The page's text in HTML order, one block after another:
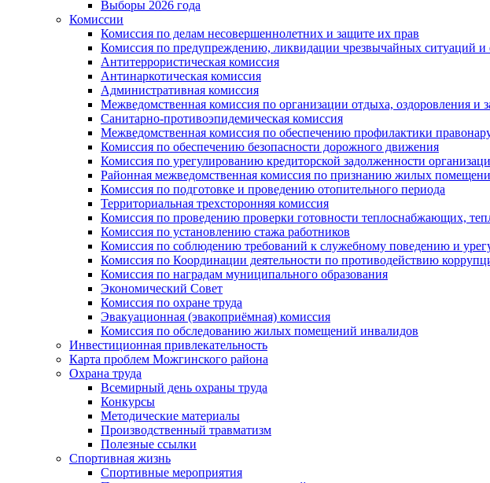
Выборы 2026 года
Комиссии
Комиссия по делам несовершеннолетних и защите их прав
Комиссия по предупреждению, ликвидации чрезвычайных ситуаций и
Антитеррористическая комиссия
Антинаркотическая комиссия
Административная комиссия
Межведомственная комиссия по организации отдыха, оздоровления и
Санитарно-противоэпидемическая комиссия
Межведомственная комиссия по обеспечению профилактики
Комиссия по обеспечению безопасности дорожного движения
Комиссия по урегулированию кредиторской задолженности
Районная межведомственная комиссия по признанию жилых
Комиссия по подготовке и проведению отопительного периода
Территориальная трехсторонняя комиссия
Комиссия по проведению проверки готовности теплоснабжающих,
Комиссия по установлению стажа работников
Комиссия по соблюдению требований к служебному поведению и
Комиссия по Координации деятельности по противодействию
Комиссия по наградам муниципального образования
Экономический Совет
Комиссия по охране труда
Эвакуационная (эвакоприёмная) комиссия
Комиссия по обследованию жилых помещений инвалидов
Инвестиционная привлекательность
Карта проблем Можгинского района
Охрана труда
Всемирный день охраны труда
Конкурсы
Методические материалы
Производственный травматизм
Полезные ссылки
Спортивная жизнь
Спортивные мероприятия